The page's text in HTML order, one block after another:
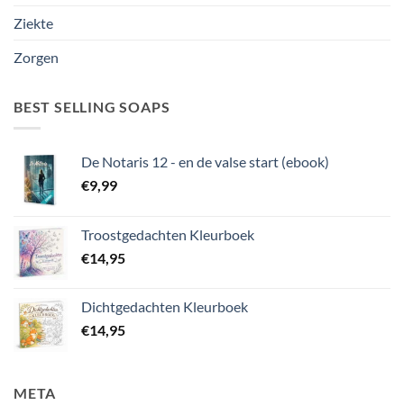
Ziekte
Zorgen
BEST SELLING SOAPS
De Notaris 12 - en de valse start (ebook)
€9,99
Troostgedachten Kleurboek
€14,95
Dichtgedachten Kleurboek
€14,95
META